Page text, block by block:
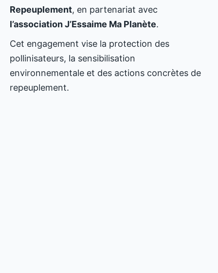
Repeuplement, en partenariat avec
l’association J’Essaime Ma Planète.
Cet engagement vise la protection des
pollinisateurs, la sensibilisation
environnementale et des actions concrètes de
repeuplement.